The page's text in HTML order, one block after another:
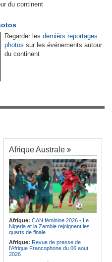
du continent
Regarder les dernièrs reportages
photos sur les événements autour
du continent
Afrique Australe
Afrique: CAN féminine 2026 - Le
Nigeria et la Zambie rejoignent les
quarts de finale
Afrique: Revue de presse de
l'Afrique Francophone du 06 aout
2026